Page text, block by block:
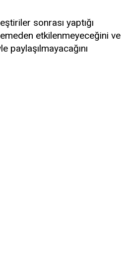
sonrası yaptığı
etkilenmeyeceğini ve
paylaşılmayacağını